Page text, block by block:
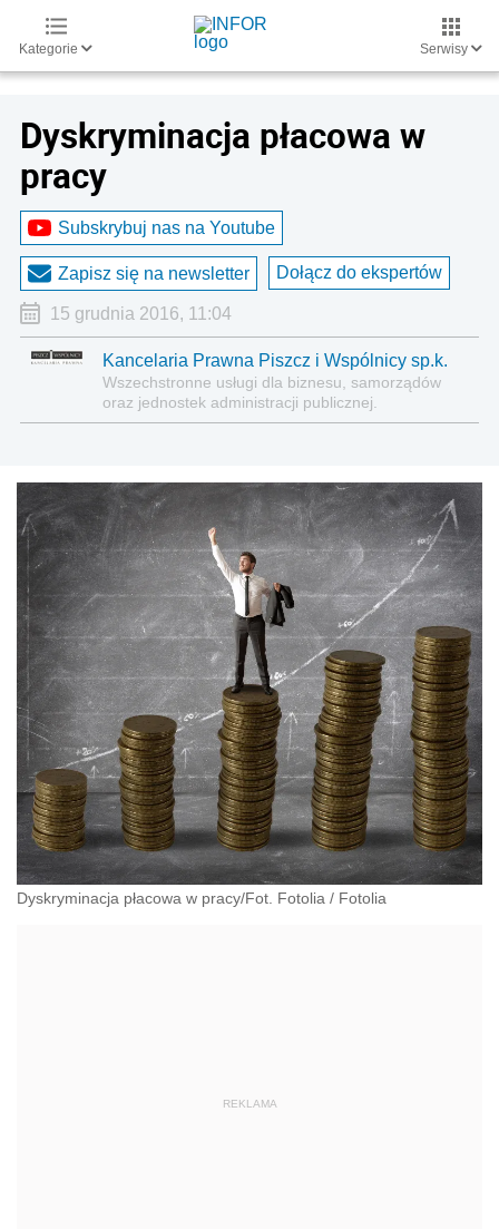
Kategorie Serwisy
Dyskryminacja płacowa w
pracy
Subskrybuj nas na Youtube
Zapisz się na newsletter Dołącz do ekspertów
15 grudnia 2016, 11:04
Kancelaria Prawna Piszcz i Wspólnicy sp.k.
Wszechstronne usługi dla biznesu, samorządów
oraz jednostek administracji publicznej.
Dyskryminacja płacowa w pracy/Fot. Fotolia / Fotolia